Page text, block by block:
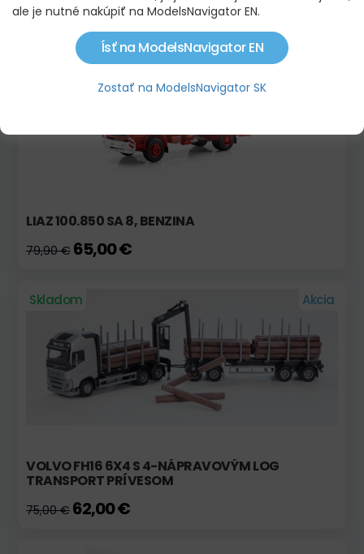
Skladom
LIAZ 100.850 SA 8, BENZINA
79,90 € 65,00 €
Skladom Akcia
VOLVO FH16 6X4 S 4-NÁPRAVOVÝM LOG
TRANSPORT PRÍVESOM
75,00 € 62,00 €
ale je nutné nakúpiť na ModelsNavigator EN.
Ísť na ModelsNavigator EN
Zostať na ModelsNavigator SK